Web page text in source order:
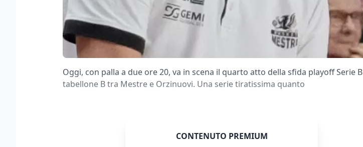
Oggi, con palla a due ore 20, va in scena il quarto atto della sfida playoff Serie B
tabellone B tra Mestre e Orzinuovi. Una serie tiratissima quanto
CONTENUTO PREMIUM